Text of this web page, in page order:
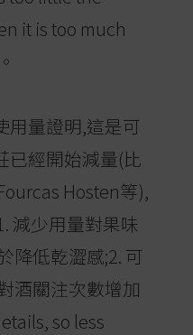
it is too much
用量證明,這是可
已經開始減量(比
Hosten等),
減少用量對果味
降低乾澀感;2. 可
酒關注次數增加
so less